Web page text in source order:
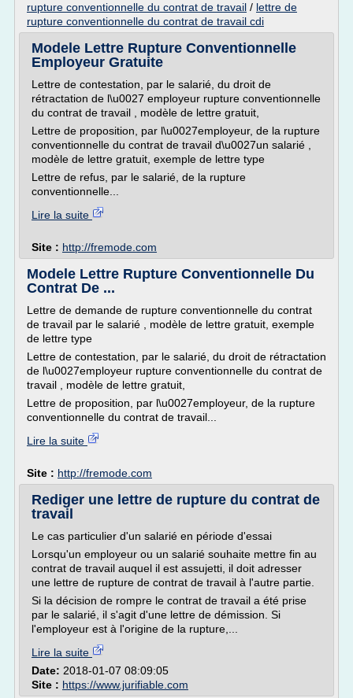
rupture conventionnelle du contrat de travail / lettre de
rupture conventionnelle du contrat de travail cdi
Modele Lettre Rupture Conventionnelle
Employeur Gratuite
Lettre de contestation, par le salarié, du droit de
rétractation de l\u0027 employeur rupture conventionnelle
du contrat de travail , modèle de lettre gratuit,
Lettre de proposition, par l\u0027employeur, de la rupture
conventionnelle du contrat de travail d\u0027un salarié ,
modèle de lettre gratuit, exemple de lettre type
Lettre de refus, par le salarié, de la rupture
conventionnelle...
Lire la suite
Site : http://fremode.com
Modele Lettre Rupture Conventionnelle Du
Contrat De ...
Lettre de demande de rupture conventionnelle du contrat
de travail par le salarié , modèle de lettre gratuit, exemple
de lettre type
Lettre de contestation, par le salarié, du droit de rétractation
de l\u0027employeur rupture conventionnelle du contrat de
travail , modèle de lettre gratuit,
Lettre de proposition, par l\u0027employeur, de la rupture
conventionnelle du contrat de travail...
Lire la suite
Site : http://fremode.com
Rediger une lettre de rupture du contrat de
travail
Le cas particulier d'un salarié en période d'essai
Lorsqu'un employeur ou un salarié souhaite mettre fin au
contrat de travail auquel il est assujetti, il doit adresser
une lettre de rupture de contrat de travail à l'autre partie.
Si la décision de rompre le contrat de travail a été prise
par le salarié, il s'agit d'une lettre de démission. Si
l'employeur est à l'origine de la rupture,...
Lire la suite
Date: 2018-01-07 08:09:05
Site : https://www.jurifiable.com